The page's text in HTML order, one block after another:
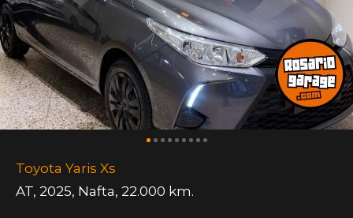
Toyota Yaris Xs
AT, 2025, Nafta, 22.000 km.